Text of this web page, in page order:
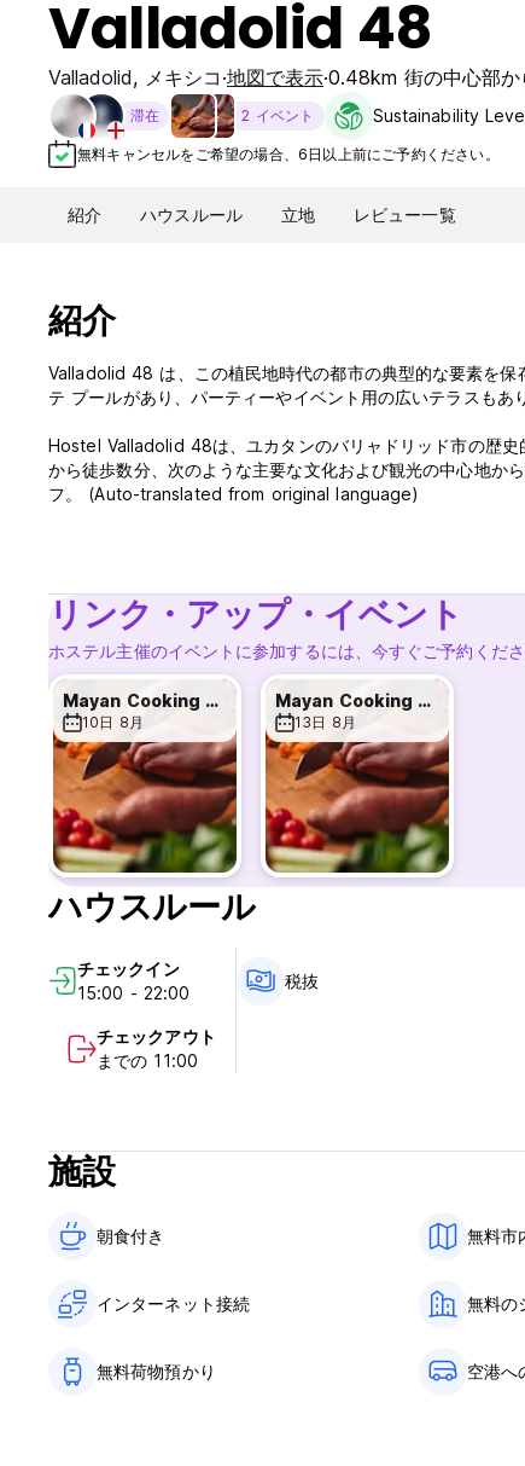
Valladolid 48
Valladolid, メキシコ 地図で表示 0.48km 街の中心部か
滞在 2 イベント Sustainability
無料キャンセルをご希望の場合、6日以上前にご予約ください。
紹介 ハウスルール 立地 レビュー一覧
紹介
Valladolid 48 は、この植民地時代の都市の典型的な要素を
テ プールがあり、パーティーやイベント用の広いテラスもあ
Hostel Valladolid 48は、ユカタンのバリャドリッド市の歴
から徒歩数分、次のような主要な文化および観光の中心地か
フ。 (Auto-translated from original language)
リンク・アップ・イベント
ホステル主催のイベントに参加するには、今すぐご予約くださ
Mayan Cooking Class
10日 8月
Mayan Cooking Class
13日 8月
ハウスルール
チェックイン
15:00 - 22:00
チェックアウト
までの 11:00
税抜
施設
朝食付き‎ 無料市
インターネット接続 無料の
無料荷物預かり 空港へ